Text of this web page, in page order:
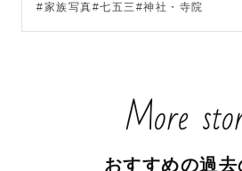
#家族写真#七五三#神社・寺院
More
おすすめの過去